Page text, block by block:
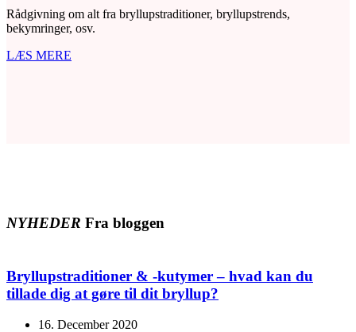
Rådgivning om alt fra bryllupstraditioner, bryllupstrends,
bekymringer, osv.
LÆS MERE
NYHEDER Fra bloggen
Bryllupstraditioner & -kutymer – hvad kan du
tillade dig at gøre til dit bryllup?
16. December 2020